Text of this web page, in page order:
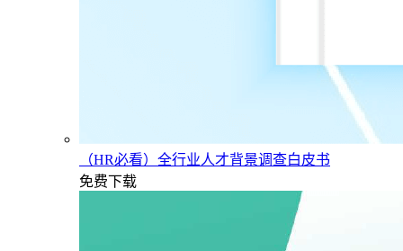
（HR必看）全行业人才背景调查白皮书
免费下载